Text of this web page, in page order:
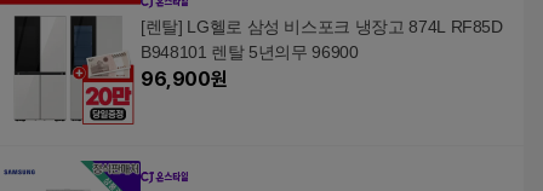
[렌탈] LG헬로 삼성 비스포크 냉장고 874L RF85D
B948101 렌탈 5년의무 96900
96,900원